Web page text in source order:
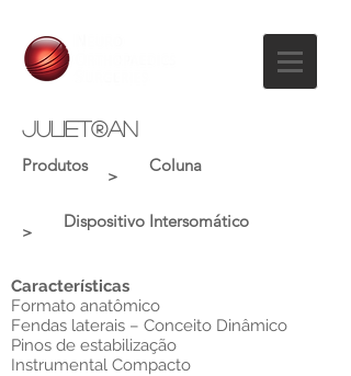
juliet®an
Produtos
>
Coluna
>
Dispositivo Intersomático
Características
Formato anatômico
Fendas laterais – Conceito Dinâmico
Pinos de estabilização
Instrumental Compacto